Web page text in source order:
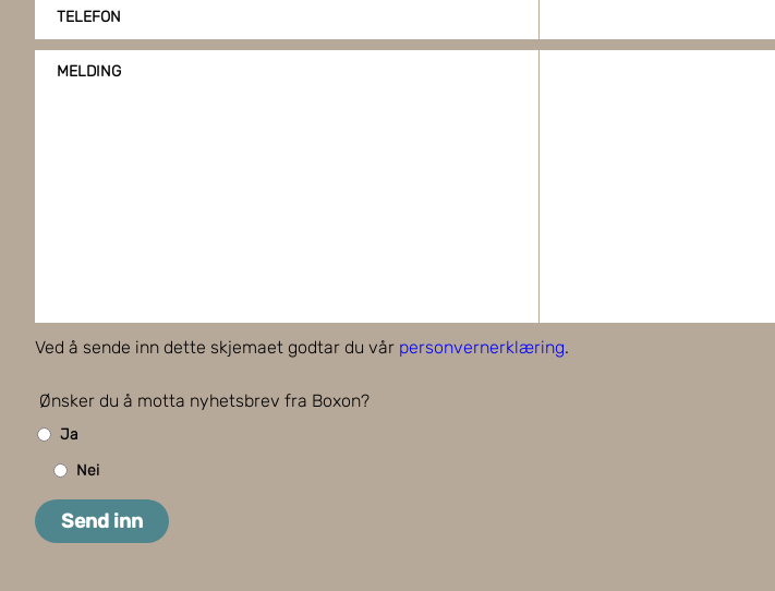
TELEFON
MELDING
Ved å sende inn dette skjemaet godtar du vår personvernerklæring.
Ønsker du å motta nyhetsbrev fra Boxon?
Ja
Nei
Send inn